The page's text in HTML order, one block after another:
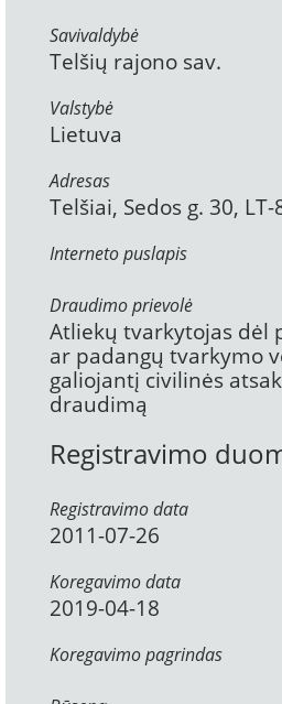
Savivaldybė
Telšių rajono sav.
Valstybė
Lietuva
Adresas
Telšiai, Sedos g. 30, LT-
Interneto puslapis
Draudimo prievolė
Atliekų tvarkytojas dėl
ar padangų tvarkymo
galiojantį civilinės
draudimą
Registravimo
Registravimo data
2011-07-26
Koregavimo data
2019-04-18
Koregavimo pagrindas